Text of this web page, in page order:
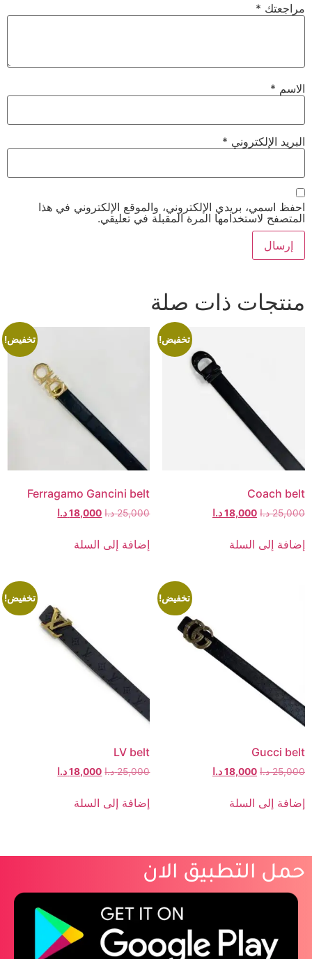
مراجعتك *
الاسم *
البريد الإلكتروني *
احفظ اسمي، بريدي الإلكتروني، والموقع الإلكتروني في هذا
المتصفح لاستخدامها المرة المقبلة في تعليقي.
منتجات ذات صلة
تخفيض!
Coach belt
25,000 د.ا 18,000د.ا
إضافة إلى السلة
تخفيض!
Ferragamo Gancini belt
25,000 د.ا 18,000 د.ا
إضافة إلى السلة
تخفيض!
Gucci belt
25,000 د.ا 18,000د.ا
إضافة إلى السلة
تخفيض!
LV belt
25,000 د.ا 18,000 د.ا
إضافة إلى السلة
حمل التطبيق الان